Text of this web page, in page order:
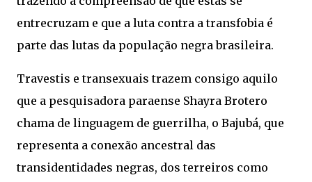
entrecruzam e que a luta contra a transfobia é
parte das lutas da população negra brasileira.
Travestis e transexuais trazem consigo aquilo
que a pesquisadora paraense Shayra Brotero
chama de linguagem de guerrilha, o Bajubá, que
representa a conexão ancestral das
transidentidades negras, dos terreiros como